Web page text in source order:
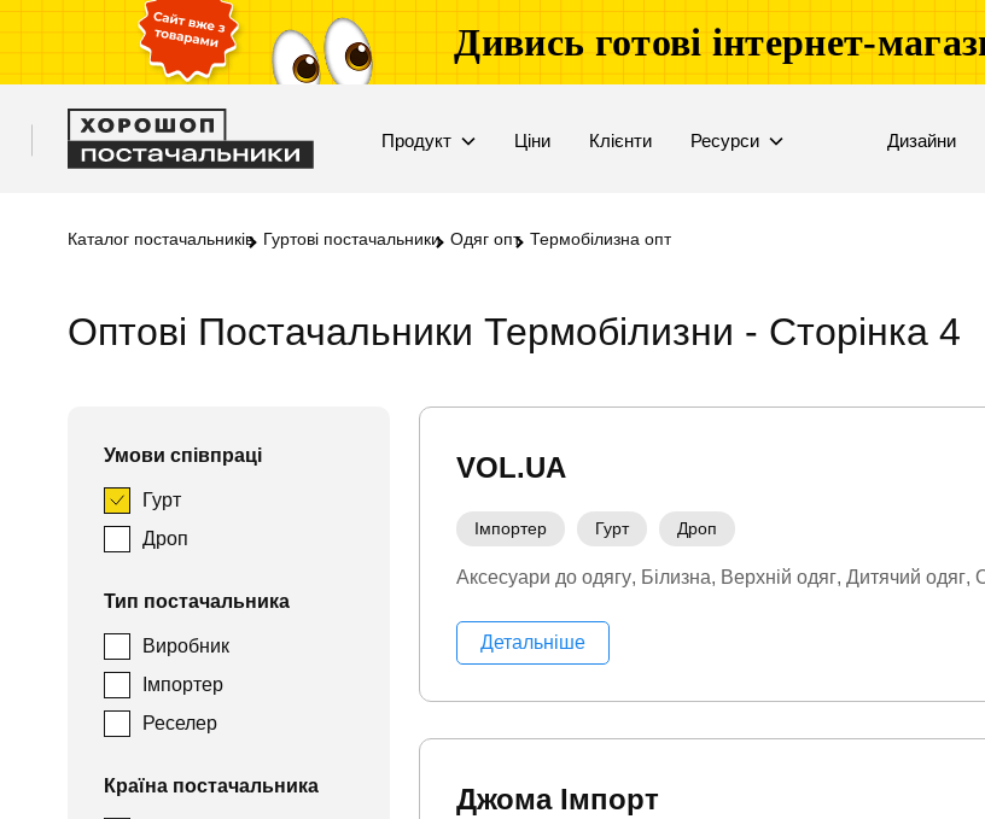
Дивись готові інтернет-
Продукт Ціни Клієнти Ресурси Дизайни
Каталог постачальників Гуртові постачальники Одяг опт Термобілизна опт
Оптові Постачальники Термобілизни - Сторінка 4
Умови співпраці
Гурт
Дроп
Тип постачальника
Виробник
Імпортер
Реселер
Країна постачальника
VOL.UA
Імпортер Гурт Дроп
Аксесуари до одягу Білизна Верхній одяг Дитячий одяг
Детальніше
Джома Імпорт